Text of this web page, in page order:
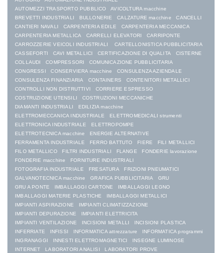
AUTOMEZZI TRASPORTO PUBBLICO
AVICOLTURA macchine
BREVETTI INDUSTRIALI
BULLONERIE CALZATURE macchine
CANCELLI
CANTIERI NAVALI
CARPENTERIA EDILE
CARPENTERIA MECCANICA
CARPENTERIA METALLICA
CARRELLI ELEVATORI
CARRIPONTE
CARROZZERIE VEICOLI INDUSTRIALI
CARTELLONISTICA PUBBLICITARIA
CASSEFORTI
CAVI METALLICI CERTIFICAZIONE DI QUALITA
CISTERNE
COLLAUDI
COMPRESSORI
COMUNICAZIONE PUBBLICITARIA
CONGRESSI
CONSERVIERA macchine
CONSULENZA AZIENDALE
CONSULENZA FINANZIARIA
CONTAINERS
CONTENITORI METALLICI
CONTROLLI NON DISTRUTTIVI
CORRIERE ESPRESSO
COSTRUZIONE UTENSILI
COSTRUZIONI MECCANICHE
DIAMANTI INDUSTRIALI
EDILIZIA macchine
ELETTROMECCANICA INDUSTRIALE
ELETTROMEDICALI strumenti
ELETTRONICA INDUSTRIALE
ELETTROPOMPE
ELETTROTECNICA macchine
ENERGIE ALTERNATIVE
FERRAMENTA INDUSTRIALE
FERRO BATTUTO FIERE
FILI METALLICI
FILO METALLICO
FILTRI INDUSTRIALI FLANGE
FONDERIE lavorazione
FONDERIE macchine
FORNITURE INDUSTRIALI
FOTOGRAFIA INDUSTRIALE
FRESATURA
FRIZIONI PNEUMATICI
GALVANOTECNICA macchine
GRAFICA PUBBLICITARIA
GRU
GRU A PONTE
IMBALLAGGI CARTONE
IMBALLAGGI LEGNO
IMBALLAGGI MATERIE PLASTICHE
IMBALLAGGI METALLICI
IMPIANTI ASPIRAZIONE
IMPIANTI CLIMATIZZAZIONE
IMPIANTI DEPURAZIONE
IMPIANTI ELETTRICITA
IMPIANTI VENTILAZIONE
INCISIONI METALLI
INCISIONI PLASTICA
INFERRIATE
INFISSI INFORMATICA attrezzature
INFORMATICA programmi
INGRANAGGI
INNESTI ELETTROMAGNETICI
INSEGNE LUMINOSE
INTERNET
LABORATORI ANALISI
LABORATORI PROVE